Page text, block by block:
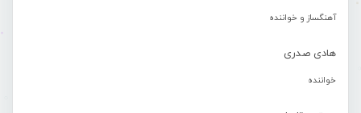
آهنگساز و خواننده
هادی صدری
خواننده